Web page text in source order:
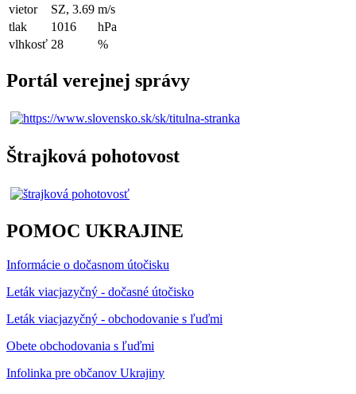
vietor
SZ, 3.69 m/s
tlak
1016
hPa
vlhkosť 28 %
Portál verejnej správy
Štrajková pohotovost
POMOC UKRAJINE
Informácie o dočasnom útočisku
Leták viacjazyčný - dočasné útočisko
Leták viacjazyčný - obchodovanie s ľuďmi
Obete obchodovania s ľuďmi
Infolinka pre občanov Ukrajiny